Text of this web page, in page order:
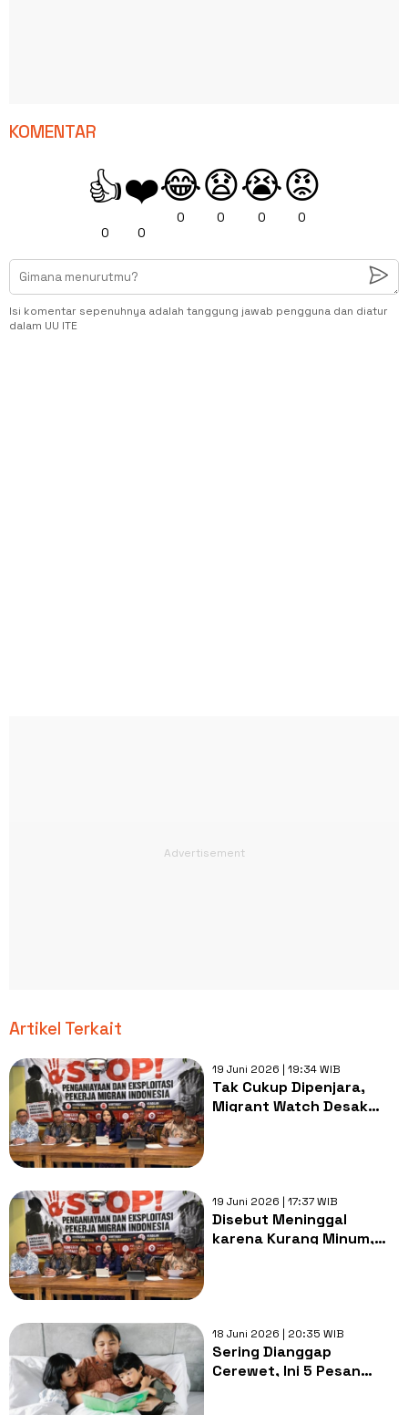
KOMENTAR
👍
0
❤️
0
😂
0
😧
0
😭
0
😡
0
Isi komentar sepenuhnya adalah tanggung jawab pengguna dan diatur
dalam UU ITE
Artikel Terkait
19 Juni 2026 | 19:34 WIB
Tak Cukup Dipenjara,
Migrant Watch Desak
19 Juni 2026 | 17:37 WIB
Disebut Meninggal
karena Kurang Minum,
18 Juni 2026 | 20:35 WIB
Sering Dianggap
Cerewet, Ini 5 Pesan